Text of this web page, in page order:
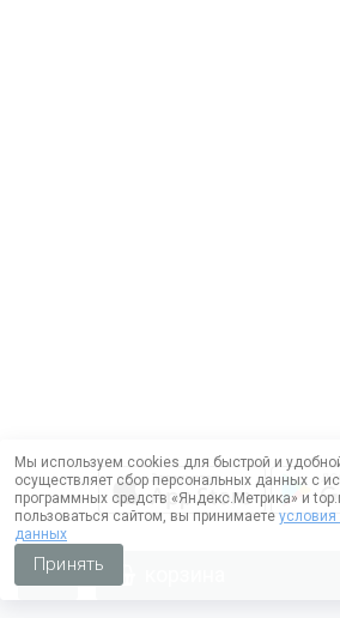
Мы используем cookies для быстрой и
осуществляет сбор персональных данных с
программных средств «Яндекс.Метрика» и
пользоваться сайтом, вы принимаете условия
данных
Принять